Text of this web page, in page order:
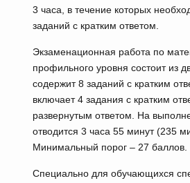
3 часа, в течение которых
заданий с кратким ответом.
Экзаменационная работа по
профильного уровня состоит из
содержит 8 заданий с кратким
включает 4 задания с кратким
развернутым ответом. На
отводится 3 часа 55 минут (235
Минимальный порог – 27 баллов.
Специально для обучающихся